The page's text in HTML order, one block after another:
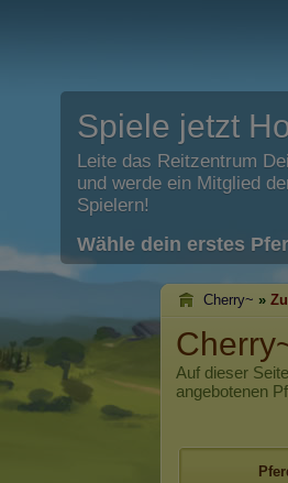
Spiele jetzt
Leite das Reitzentrum
und werde ein Mitglied
Spielern!
Wähle dein erstes
Cherry~ »
Auf dieser
angebotenen